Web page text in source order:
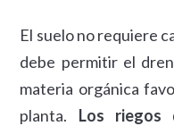
El suelo no requiere
debe permitir el
materia orgánica
planta. Los riegos